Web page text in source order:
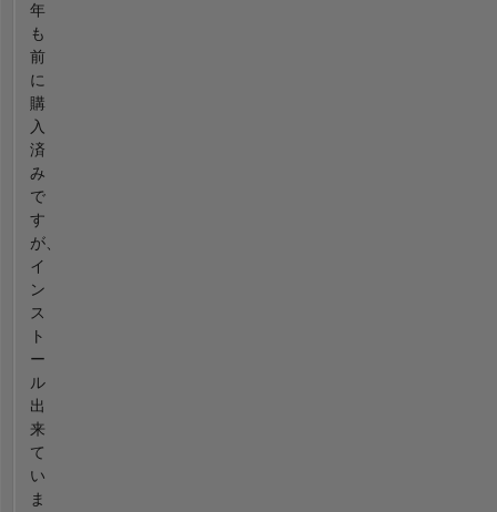
年
も
前
に
購
入
済
み
で
す
が、
イ
ン
ス
ト
ー
ル
出
来
て
い
ま